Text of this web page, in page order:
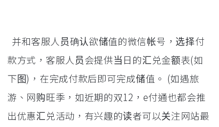
并和客服人员确认欲储值的微信帐号，选择付
款方式，客服人员会提供当日的汇兑金额表(如
下图)，在完成付款后即可完成储值。 (如遇旅
游、网购旺季，如近期的双12，e付通也都会推
出优惠汇兑活动，有兴趣的读者可以关注网站最